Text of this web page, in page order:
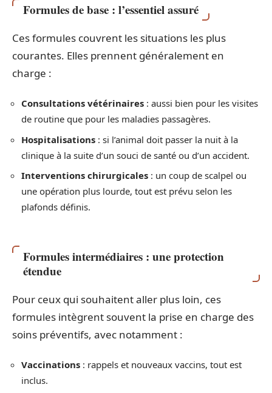
Formules de base : l’essentiel assuré
Ces formules couvrent les situations les plus
courantes. Elles prennent généralement en
charge :
Consultations vétérinaires : aussi bien pour les visites
de routine que pour les maladies passagères.
Hospitalisations : si l’animal doit passer la nuit à la
clinique à la suite d’un souci de santé ou d’un accident.
Interventions chirurgicales : un coup de scalpel ou
une opération plus lourde, tout est prévu selon les
plafonds définis.
Formules intermédiaires : une protection
étendue
Pour ceux qui souhaitent aller plus loin, ces
formules intègrent souvent la prise en charge des
soins préventifs, avec notamment :
Vaccinations : rappels et nouveaux vaccins, tout est
inclus.